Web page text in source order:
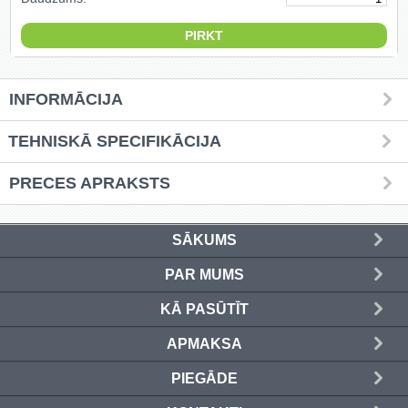
INFORMĀCIJA
TEHNISKĀ SPECIFIKĀCIJA
PRECES APRAKSTS
SĀKUMS
PAR MUMS
KĀ PASŪTĪT
APMAKSA
PIEGĀDE
Griešanas diski un zāģa asmeņi
(50)
Hidrauliskās preses (20)
Hidrauliskie instrumenti (40)
Instrumentu komplekti (554)
Instrumentu rezerves daļas (37)
Krāsošanas instrumenti (133)